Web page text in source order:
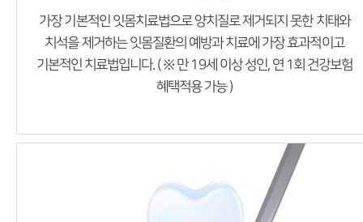
가장 기본적인 잇몸치료법으로 양치질로 제거되지 못한 치태와
치석을 제거하는 잇몸질환의 예방과 치료에 가장 효과적이고
기본적인 치료법입니다. ( ※ 만 19세 이상 성인, 연 1회 건강보험
혜택적용 가능 )